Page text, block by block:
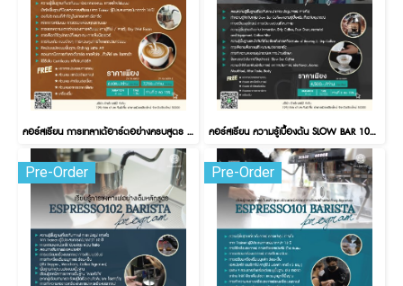
คอร์สเรียน การเทลาเต้อาร์ตอย่างครบสูตร LATTE ART 101 BARISTA สถานที่: เชียงใหม่ คอร์สเรียน ความรู้เบื้องต้น SLOW BAR 101 สถานที่: เชียงใหม่
Pre-Order Pre-Order